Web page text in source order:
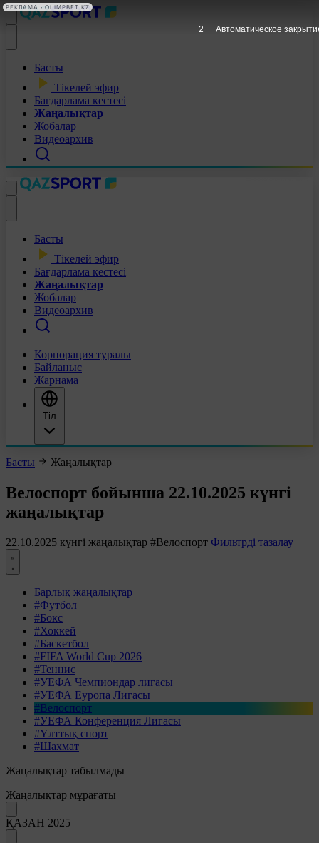
Басты
Тікелей эфир
Бағдарлама кестесі
Жаңалықтар
Жобалар
Видеоархив
Басты
Тікелей эфир
Бағдарлама кестесі
Жаңалықтар
Жобалар
Видеоархив
Корпорация туралы
Байланыс
Жарнама
Тіл
Басты Жаңалықтар
Велоспорт бойынша 22.10.2025 күнгі
жаңалықтар
22.10.2025 күнгі жаңалықтар #Велоспорт Фильтрді тазалау
Барлық жаңалықтар
#Футбол
#Бокс
#Хоккей
#Баскетбол
#FIFA World Cup 2026
#Теннис
#УЕФА Чемпиондар лигасы
#УЕФА Еуропа Лигасы
#Велоспорт
#УЕФА Конференция Лигасы
#Ұлттық спорт
#Шахмат
Жаңалықтар табылмады
Жаңалықтар мұрағаты
ҚАЗАН 2025
1 Автоматическое
РЕКЛАМА • OLIMPBET.KZ